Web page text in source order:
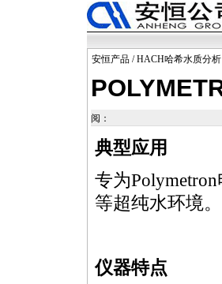
安恒产品 /HACH哈希水质分析
阅：
典型应用
专为Polymetron
等超纯水环境。
仪器特点